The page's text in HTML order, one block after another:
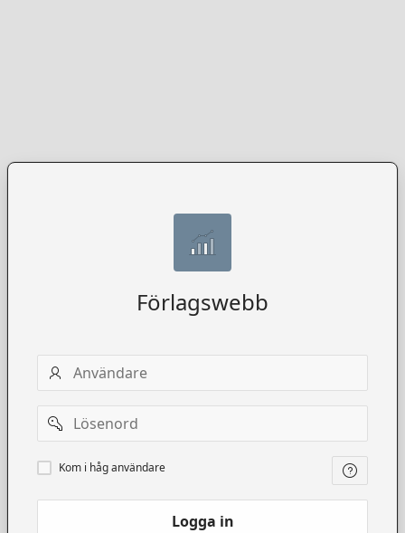
Förlagswebb
Användarnamn
Lösenord
Kom
ihåg
Kom i håg användare
Logga in